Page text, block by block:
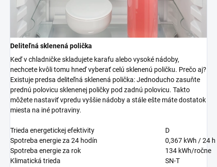
Deliteľná sklenená polička
Keď v chladničke skladujete karafu alebo vysoké nádoby,
nechcete kvôli tomu hneď vyberať celú sklenenú poličku. Prečo aj?
Existuje predsa deliteľná sklenená polička: Jednoducho zasuňte
prednú polovicu sklenenej poličky pod zadnú polovicu. Takto
môžete nastaviť vpredu vyššie nádoby a stále ešte máte dostatok
miesta na iné potraviny.
Trieda energetickej efektivity
D
Spotreba energie za 24 hodín
0,367 kWh / 24 h
Spotreba energie za rok
134 kWh/ročne
Klimatická trieda
SN-T